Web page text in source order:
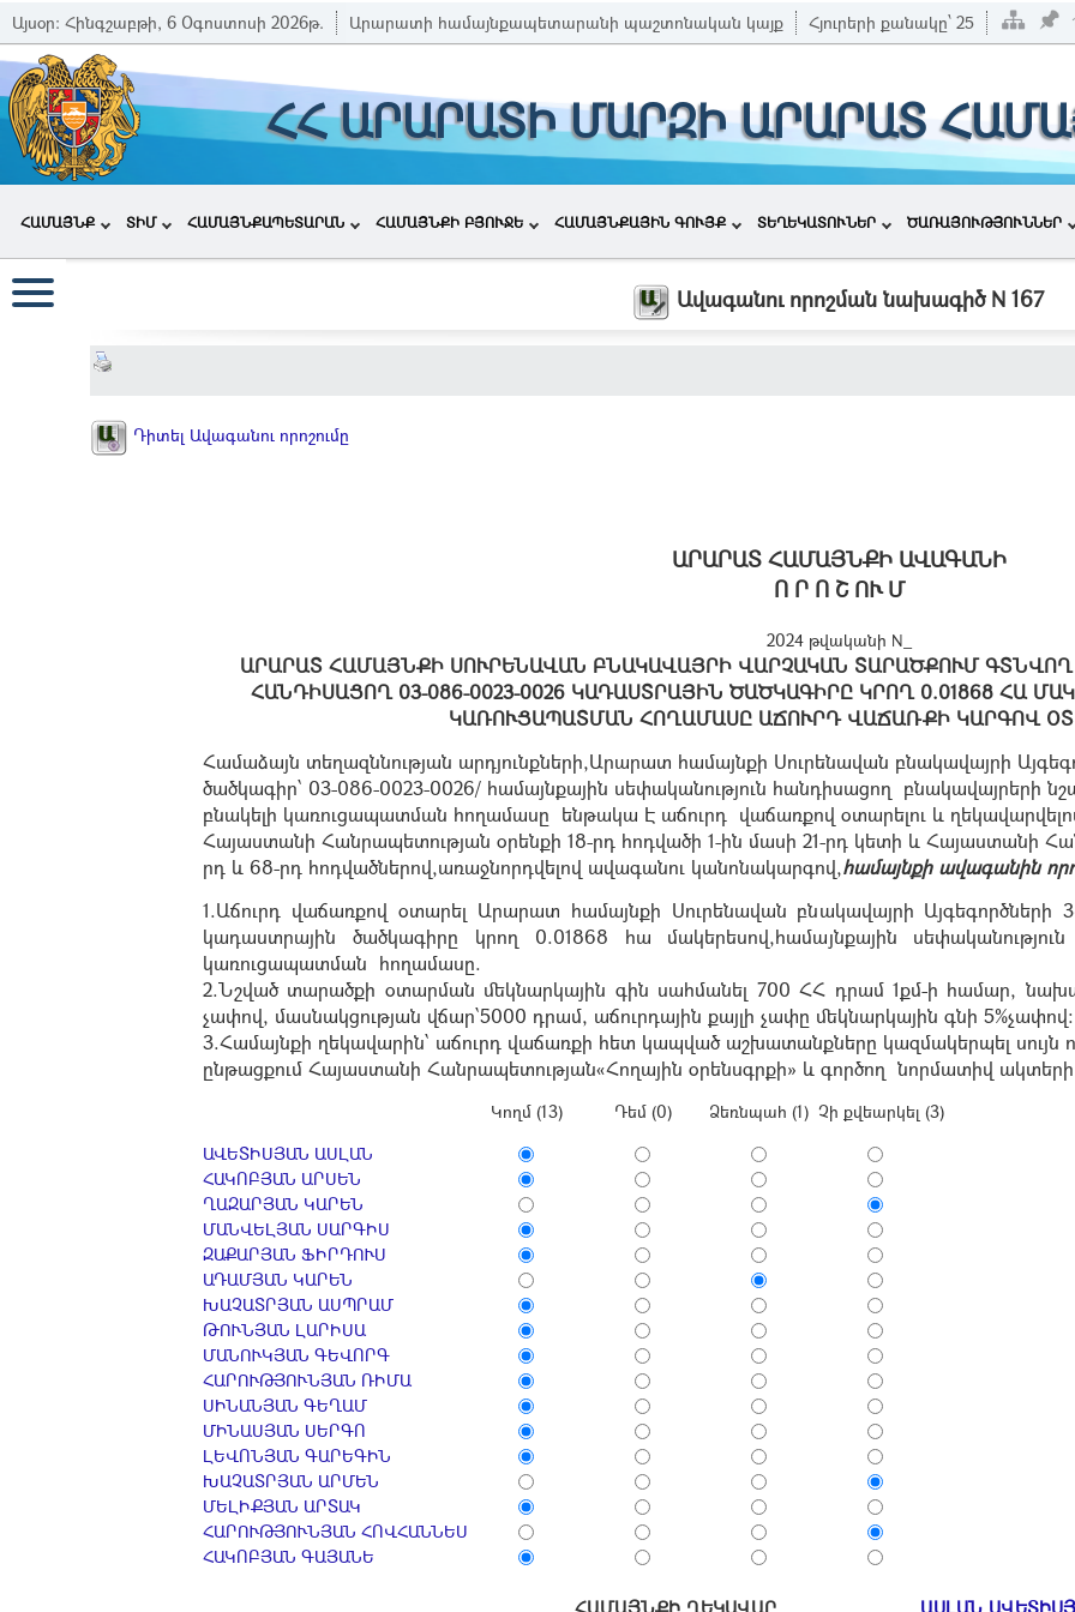
Այսօր: Հինգշաբթի, 6 Օգոստոսի 2026թ. Արարատի համայնքապետարանի պաշտոնական կայք Հյուրերի քանակը՝ 25
ՀՀ ԱՐԱՐԱՏԻ ՄԱՐԶԻ ԱՐԱՐԱՏ
ՀԱՄԱՅՆՔ ՏԻՄ ՀԱՄԱՅՆՔԱՊԵՏԱՐԱՆ ՀԱՄԱՅՆՔԻ ԲՅՈՒՋԵ ՀԱՄԱՅՆՔԱՅԻՆ ԳՈՒՅՔ ՏԵՂԵԿԱՏՈՒՆԵՐ ԾԱՌԱՅՈՒԹՅՈՒՆՆԵՐ
Ավագանու որոշման նախագիծ N 167
Դիտել Ավագանու որոշումը
ԱՐԱՐԱՏ ՀԱՄԱՅՆՔԻ ԱՎԱԳԱՆԻ
Ո Ր Ո Շ ՈՒ Մ
2024 թվականի N_
ԱՐԱՐԱՏ ՀԱՄԱՅՆՔԻ ՍՈՒՐԵՆԱՎԱՆ ԲՆԱԿԱՎԱՅՐԻ ՎԱՐՉԱԿԱՆ ՏԱՐԱԾՔՈՒՄ
ՀԱՆԴԻՍԱՑՈՂ 03-086-0023-0026 ԿԱԴԱՍՏՐԱՅԻՆ ԾԱԾԿԱԳԻՐԸ ԿՐՈՂ 0.01868 ՀԱ
ԿԱՌՈՒՑԱՊԱՏՄԱՆ ՀՈՂԱՄԱՍԸ ԱՃՈՒՐԴ ՎԱՃԱՌՔԻ ԿԱՐԳՈՎ
Համաձայն տեղազննության արդյունքների,Արարատ համայնքի Սուրենավան բնակավայրի
ծածկագիր՝ 03-086-0023-0026/ համայնքային սեփականություն հանդիսացող բնակավայրերի
բնակելի կառուցապատման հողամասը ենթակա Է աճուրդ վաճառքով օտարելու և
Հայաստանի Հանրապետության օրենքի 18-րդ հոդվածի 1-ին մասի 21-րդ կետի և Հայաստանի
րդ և 68-րդ հոդվածներով,առաջնորդվելով ավագանու կանոնակարգով,համայնքի ավագանին
1.Աճուրդ վաճառքով օտարել Արարատ համայնքի Սուրենավան բնակավայրի Այգեգործների
կադաստրային ծածկագիրը կրող 0.01868 հա մակերեսով,համայնքային
կառուցապատման հողամասը.
2.Նշված տարածքի օտարման մեկնարկային գին սահմանել 700 ՀՀ դրամ 1քմ-ի համար,
չափով, մասնակցության վճար՝5000 դրամ, աճուրդային քայլի չափը մեկնարկային գնի 5%չափով:
3.Համայնքի ղեկավարին՝ աճուրդ վաճառքի հետ կապված աշխատանքները կազմակերպել սույն
ընթացքում Հայաստանի Հանրապետության«Հողային օրենսգրքի» և գործող նորմատիվ
Կողմ (13) Դեմ (0) Ձեռնպահ (1) Չի քվեարկել (3)
ԱՎԵՏԻՍՅԱՆ ԱՍԼԱՆ
ՀԱԿՈԲՅԱՆ ԱՐՍԵՆ
ՂԱԶԱՐՅԱՆ ԿԱՐԵՆ
ՄԱՆՎԵԼՅԱՆ ՍԱՐԳԻՍ
ԶԱՔԱՐՅԱՆ ՖԻՐԴՈՒՍ
ԱԴԱՄՅԱՆ ԿԱՐԵՆ
ԽԱՉԱՏՐՅԱՆ ԱՍՊՐԱՄ
ԹՈՒՆՅԱՆ ԼԱՐԻՍԱ
ՄԱՆՈՒԿՅԱՆ ԳԵՎՈՐԳ
ՀԱՐՈՒԹՅՈՒՆՅԱՆ ՌԻՄԱ
ՍԻՆԱՆՅԱՆ ԳԵՂԱՄ
ՄԻՆԱՍՅԱՆ ՍԵՐԳՈ
ԼԵՎՈՆՅԱՆ ԳԱՐԵԳԻՆ
ԽԱՉԱՏՐՅԱՆ ԱՐՄԵՆ
ՄԵԼԻՔՅԱՆ ԱՐՏԱԿ
ՀԱՐՈՒԹՅՈՒՆՅԱՆ ՀՈՎՀԱՆՆԵՍ
ՀԱԿՈԲՅԱՆ ԳԱՅԱՆԵ
ՀԱՄԱՅՆՔԻ ՂԵԿԱՎԱՐ ԱՍԼԱՆ